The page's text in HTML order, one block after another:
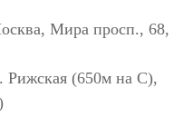
Мира просп., 68,
(650м на С),